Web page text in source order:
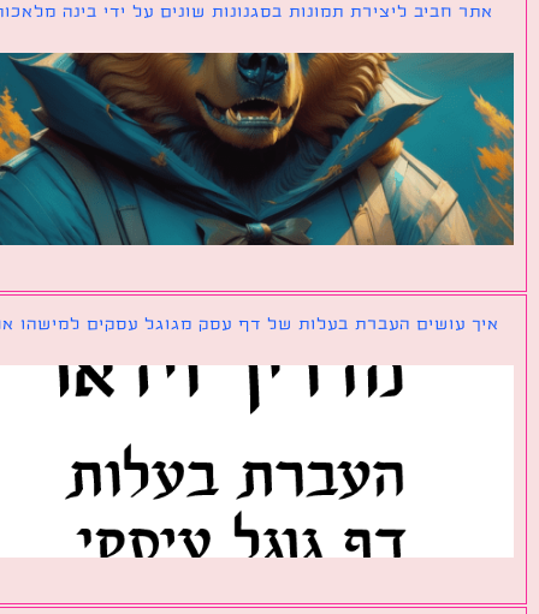
חביב ליצירת תמונות בסגנונות שונים על ידי בינה מלאכותית
עושים העברת בעלות של דף עסק מגוגל עסקים למישהו אחר?